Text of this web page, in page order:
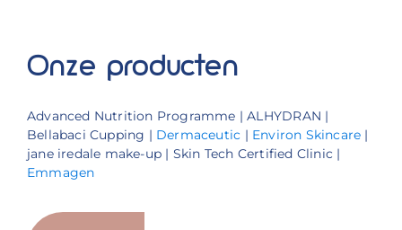
Onze producten
Advanced Nutrition Programme | ALHYDRAN |
Bellabaci Cupping | Dermaceutic | Environ Skincare |
jane iredale make-up | Skin Tech Certified Clinic |
Emmagen